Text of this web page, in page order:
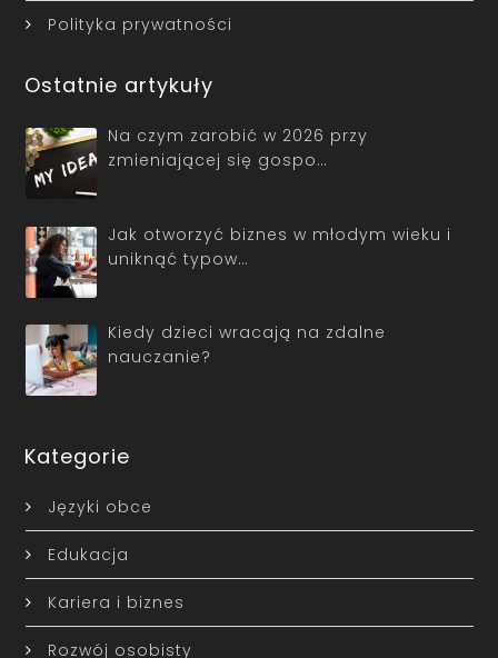
Polityka prywatności
Ostatnie artykuły
Na czym zarobić w 2026 przy
zmieniającej się gospo…
Jak otworzyć biznes w młodym wieku i
uniknąć typow…
Kiedy dzieci wracają na zdalne
nauczanie?
Kategorie
Języki obce
Edukacja
Kariera i biznes
Rozwój osobisty